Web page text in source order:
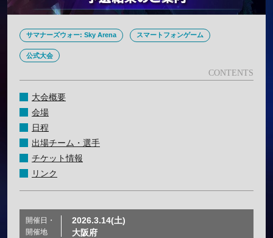
サマナーズウォー: Sky Arena スマートフォンゲーム
公式大会
大会概要
会場
日程
出場チーム・選手
チケット情報
リンク
開催日・
開催地
2026.3.14(土)
大阪府